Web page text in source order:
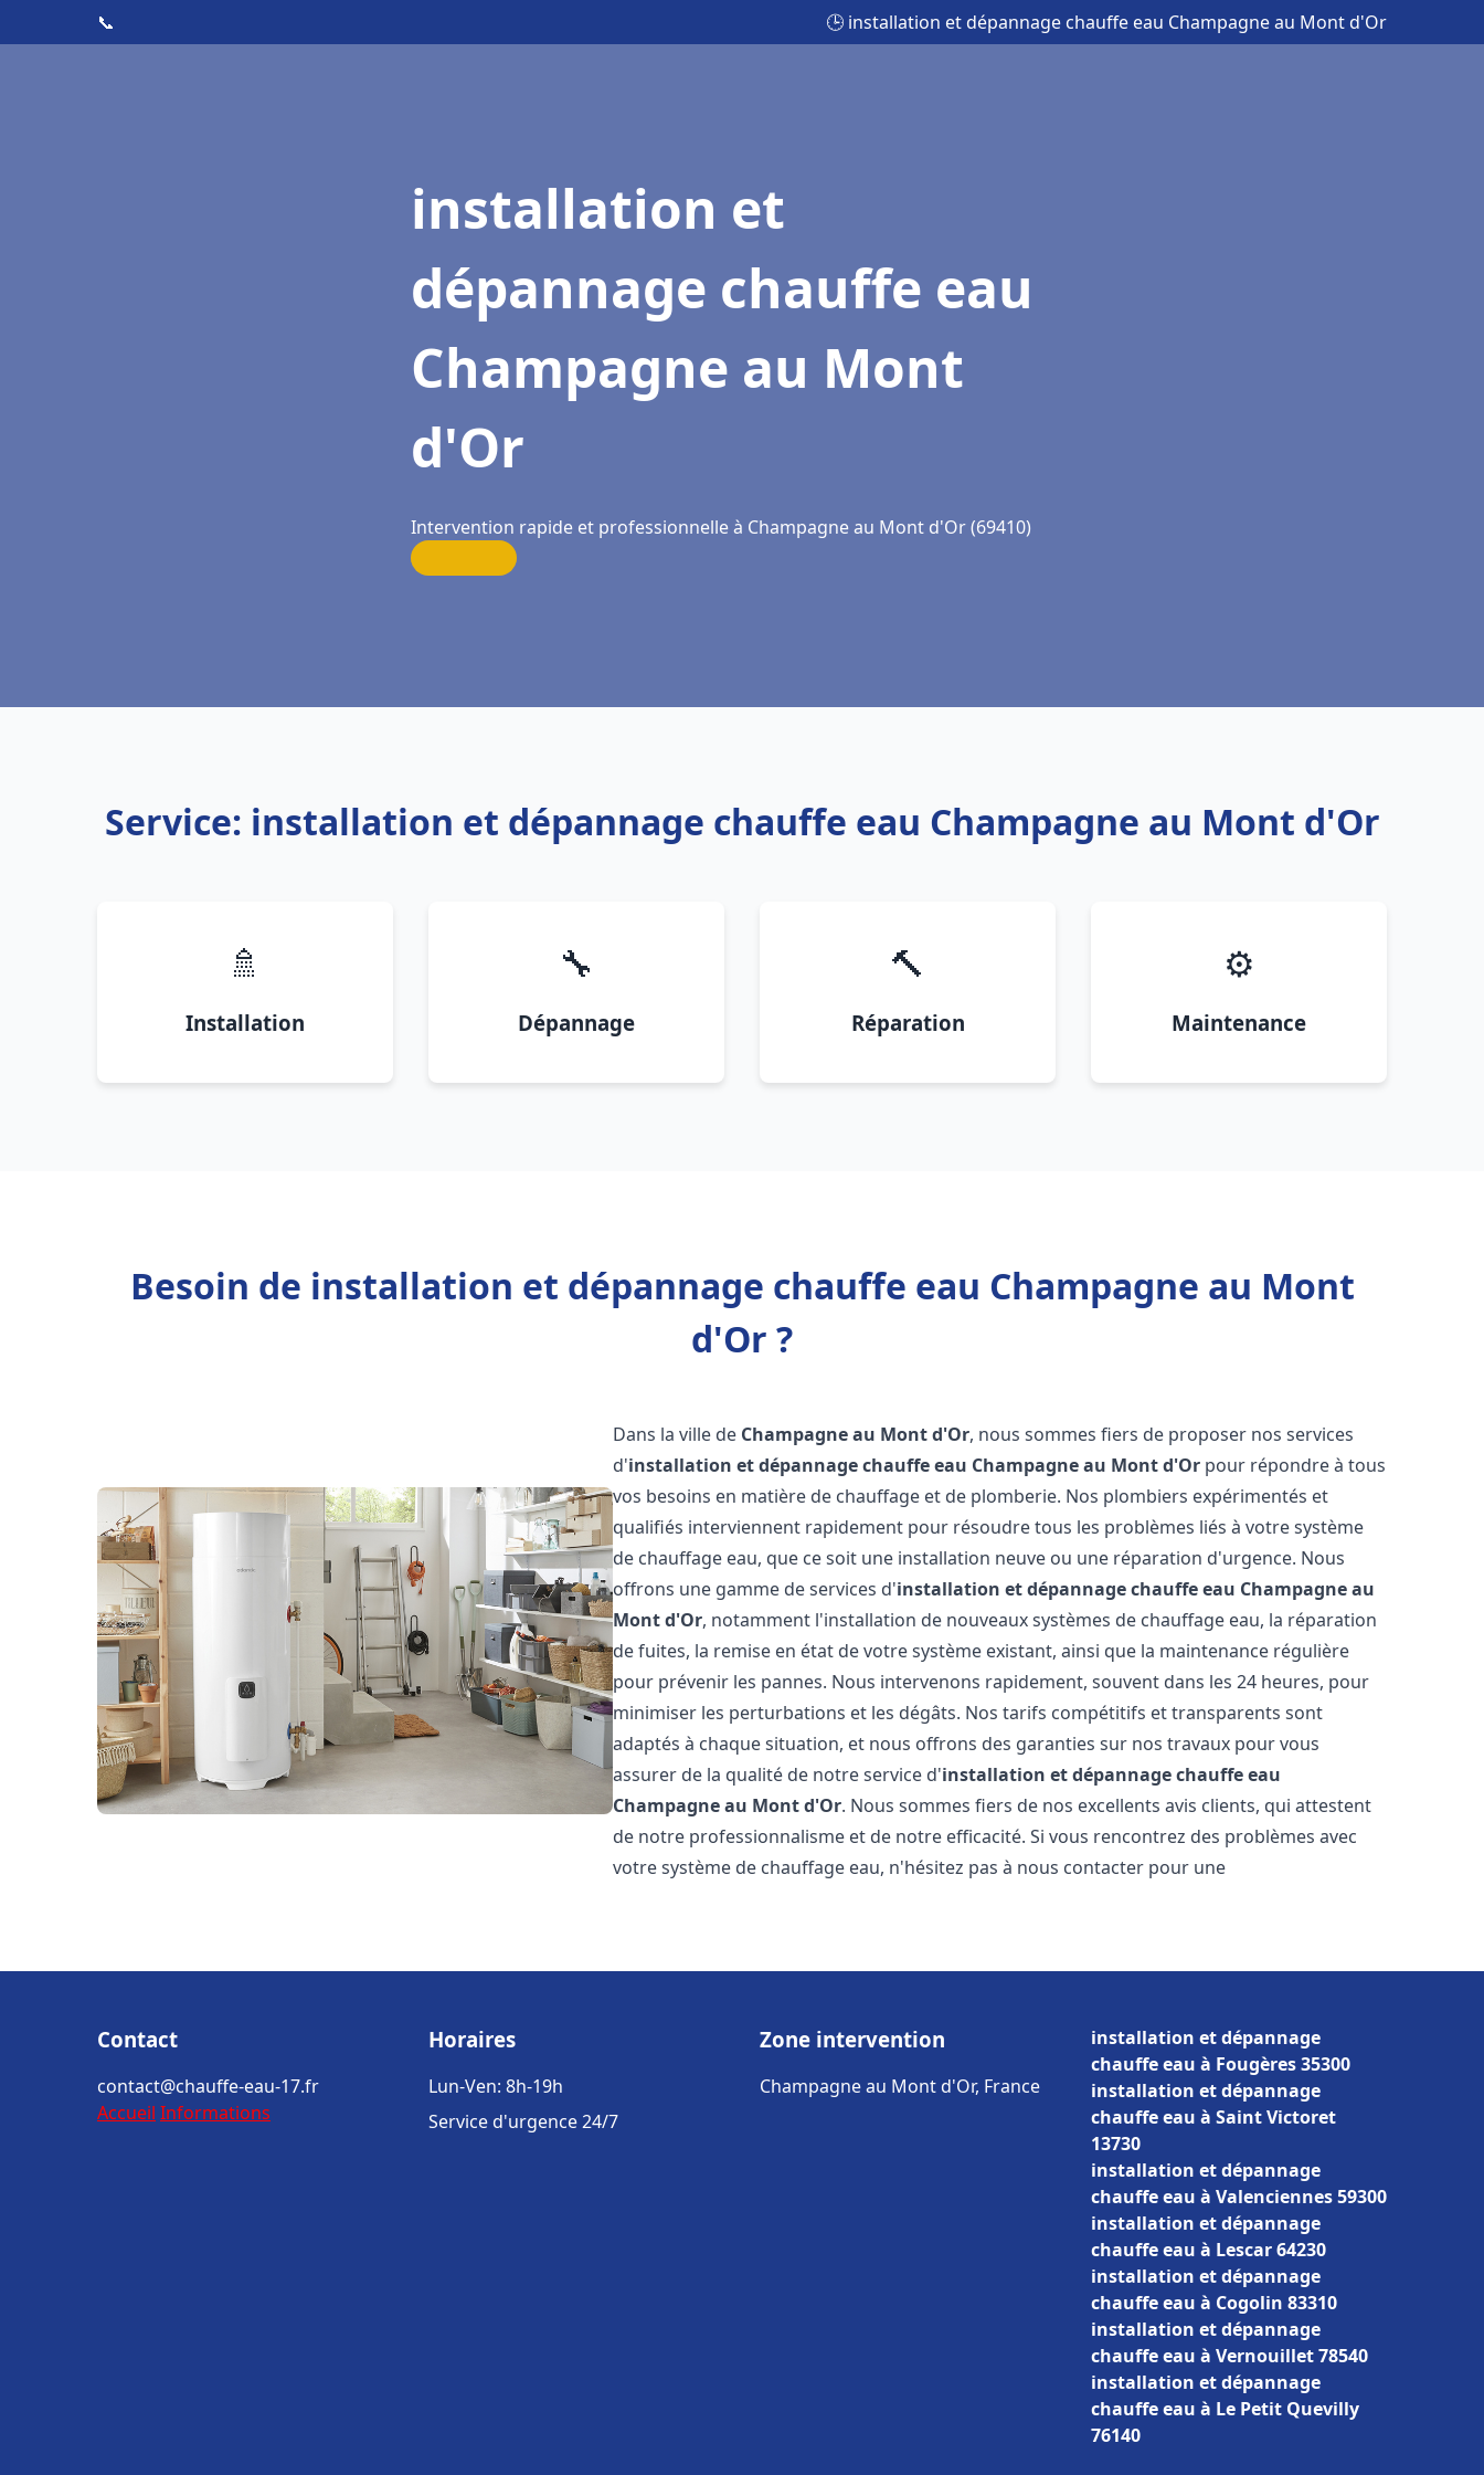
📞 🕒 installation et dépannage chauffe eau Champagne au Mont d'Or
installation et
dépannage chauffe eau
Champagne au Mont
d'Or
Intervention rapide et professionnelle à Champagne au Mont d'Or (69410)
Service: installation et dépannage chauffe eau Champagne au Mont d'Or
🚿
Installation
🔧
Dépannage
🔨
Réparation
⚙️
Maintenance
Besoin de installation et dépannage chauffe eau Champagne au Mont
d'Or ?
Dans la ville de Champagne au Mont d'Or, nous sommes fiers de proposer nos services
d'installation et dépannage chauffe eau Champagne au Mont d'Or pour répondre à tous
vos besoins en matière de chauffage et de plomberie. Nos plombiers expérimentés et
qualifiés interviennent rapidement pour résoudre tous les problèmes liés à votre système
de chauffage eau, que ce soit une installation neuve ou une réparation d'urgence. Nous
offrons une gamme de services d'installation et dépannage chauffe eau Champagne au
Mont d'Or, notamment l'installation de nouveaux systèmes de chauffage eau, la réparation
de fuites, la remise en état de votre système existant, ainsi que la maintenance régulière
pour prévenir les pannes. Nous intervenons rapidement, souvent dans les 24 heures, pour
minimiser les perturbations et les dégâts. Nos tarifs compétitifs et transparents sont
adaptés à chaque situation, et nous offrons des garanties sur nos travaux pour vous
assurer de la qualité de notre service d'installation et dépannage chauffe eau
Champagne au Mont d'Or. Nous sommes fiers de nos excellents avis clients, qui attestent
de notre professionnalisme et de notre efficacité. Si vous rencontrez des problèmes avec
votre système de chauffage eau, n'hésitez pas à nous contacter pour une
Contact
contact@chauffe-eau-17.fr
Accueil Informations
Horaires
Lun-Ven: 8h-19h
Service d'urgence 24/7
Zone intervention
Champagne au Mont d'Or, France
installation et dépannage
chauffe eau à Fougères 35300
installation et dépannage
chauffe eau à Saint Victoret
13730
installation et dépannage
chauffe eau à Valenciennes 59300
installation et dépannage
chauffe eau à Lescar 64230
installation et dépannage
chauffe eau à Cogolin 83310
installation et dépannage
chauffe eau à Vernouillet 78540
installation et dépannage
chauffe eau à Le Petit Quevilly
76140